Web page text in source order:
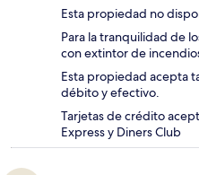
Esta propiedad no
Para la tranquilidad de
con extintor de
Esta propiedad acepta
débito y efectivo.
Tarjetas de crédito
Express y Diners Club